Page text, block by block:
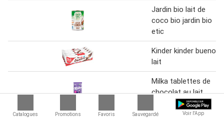
Catalogues Promotions Favoris Sauvegardé Voir l'App
Jardin bio lait de
coco bio jardin bio
etic
Kinder kinder bueno
lait
Milka tablettes de
chocolat au lait